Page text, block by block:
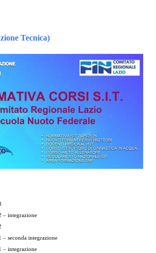
Tecnica)
– integrazione
seconda integrazione
– integrazione